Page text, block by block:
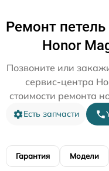
Ремонт
Honor
Позвоните или
сервис-центра
стоимости ремонта
Есть запчасти
Гарантия Модели